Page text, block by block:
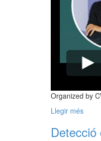
Organized by
Llegir més